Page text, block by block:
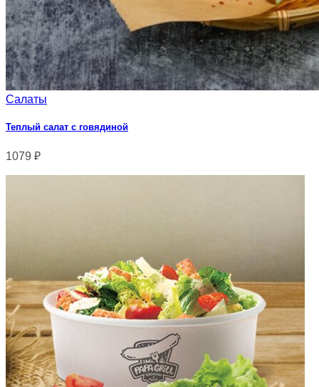
Салаты
Теплый салат с говядиной
1079 ₽